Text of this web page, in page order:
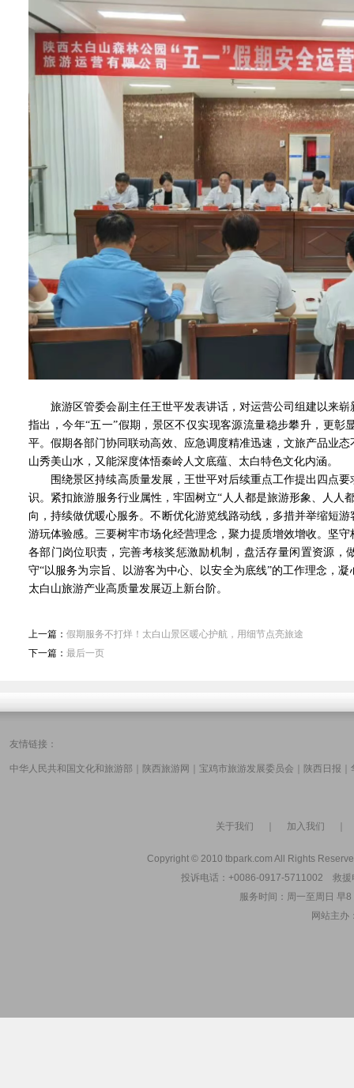
旅游区管委会副主任王世平发表讲话，对运营公司组建以来崭
指出，今年“五一”假期，景区不仅实现客源流量稳步攀升，更彰
平。假期各部门协同联动高效、应急调度精准迅速，文旅产品业
山秀美山水，又能深度体悟秦岭人文底蕴、太白特色文化内涵。
围绕景区持续高质量发展，王世平对后续重点工作提出四点要
识。紧扣旅游服务行业属性，牢固树立“人人都是旅游形象、人人
向，持续做优暖心服务。不断优化游览线路动线，多措并举缩短
游玩体验感。三要树牢市场化经营理念，聚力提质增效增收。坚
各部门岗位职责，完善考核奖惩激励机制，盘活存量闲置资源，
守“以服务为宗旨、以游客为中心、以安全为底线”的工作理念，
太白山旅游产业高质量发展迈上新台阶。
上一篇： 假期服务不打烊！太白山景区暖心护航，用细节点亮旅途
下一篇： 最后一页
友情链接：
中华人民共和国文化和旅游部 陕西旅游网 宝鸡市旅游发展委员会 陕西日报
关于我们 加入我们
Copyright © 2010 tbpark.com All Rights
投诉电话：+0086-0917-5711002 救
服务时间：周一至周日 早
网站主办